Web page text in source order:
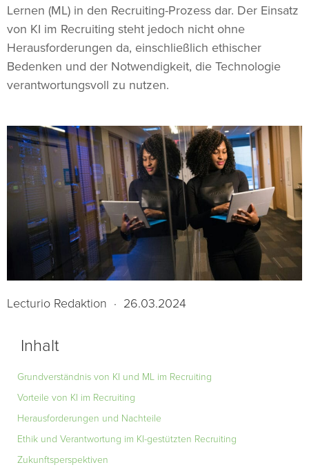
Lernen (ML) in den Recruiting-Prozess dar. Der Einsatz
von KI im Recruiting steht jedoch nicht ohne
Herausforderungen da, einschließlich ethischer
Bedenken und der Notwendigkeit, die Technologie
verantwortungsvoll zu nutzen.
Lecturio Redaktion · 26.03.2024
Inhalt
Grundverständnis von KI und ML im Recruiting
Vorteile von KI im Recruiting
Herausforderungen und Nachteile
Ethik und Verantwortung im KI-gestützten Recruiting
Zukunftsperspektiven